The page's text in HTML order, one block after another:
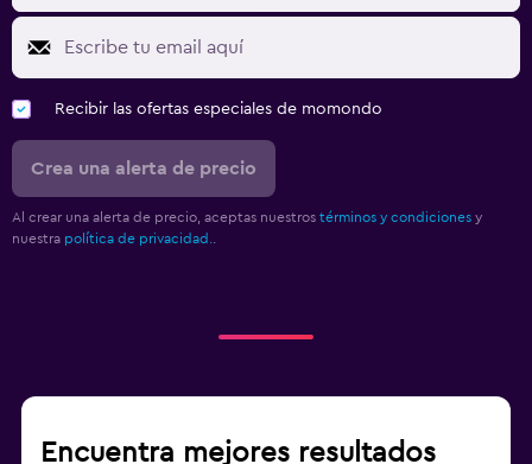
Recibir las ofertas especiales de momondo
Crea una alerta de precio
Al crear una alerta de precio, aceptas nuestros términos y condiciones y
nuestra política de privacidad.
Encuentra mejores resultados